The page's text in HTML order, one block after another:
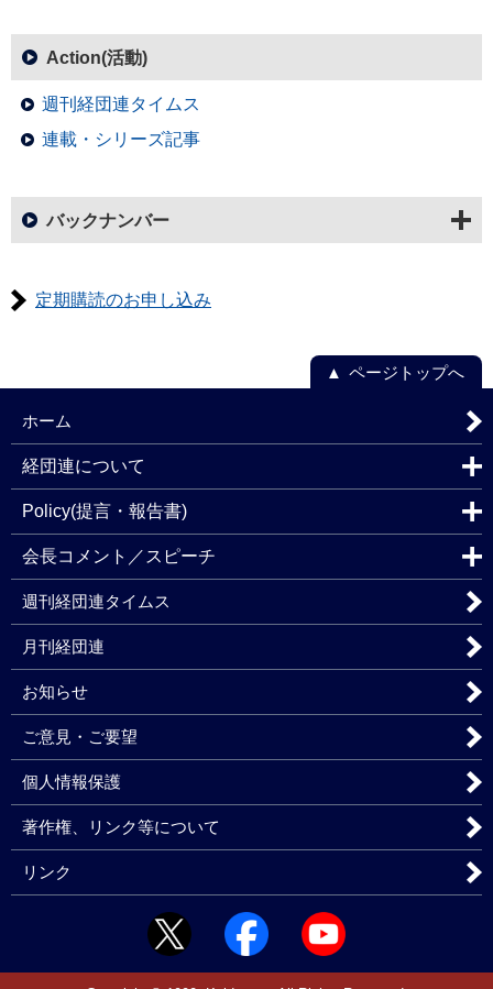
Action(活動)
週刊経団連タイムス
連載・シリーズ記事
バックナンバー
定期購読のお申し込み
ページトップへ
ホーム
経団連について
Policy(提言・報告書)
会長コメント／スピーチ
週刊経団連タイムス
月刊経団連
お知らせ
ご意見・ご要望
個人情報保護
著作権、リンク等について
リンク